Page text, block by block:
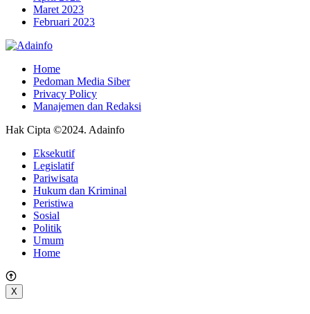
Maret 2023
Februari 2023
Home
Pedoman Media Siber
Privacy Policy
Manajemen dan Redaksi
Hak Cipta ©2024. Adainfo
Eksekutif
Legislatif
Pariwisata
Hukum dan Kriminal
Peristiwa
Sosial
Politik
Umum
Home
X